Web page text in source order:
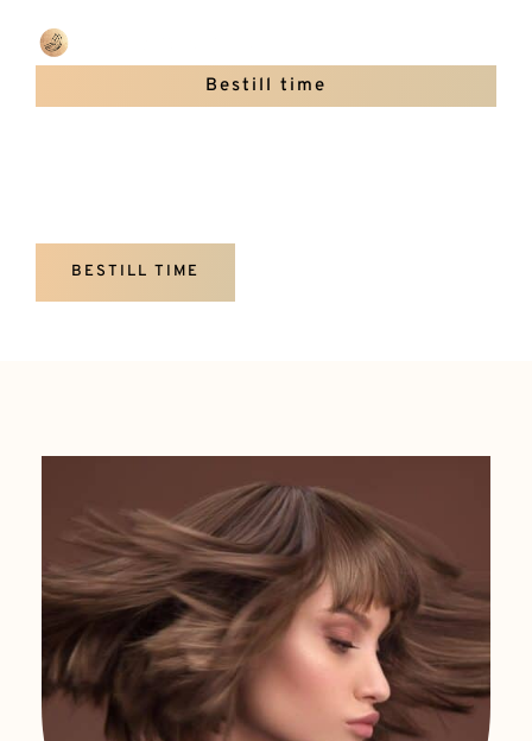
Bestill time
BESTILL TIME